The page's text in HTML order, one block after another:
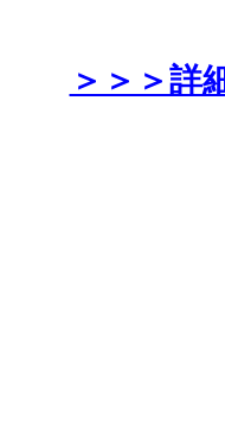
＞＞＞詳